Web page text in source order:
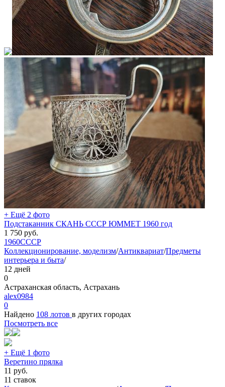
+ Ещё 2 фото
Подстаканник СКАНЬ СССР ЮММЕТ 1960 год
1 750 руб.
1960СССР
Коллекционирование, моделизм/Антиквариат/Предметы
интерьера и быта/
12 дней
0
Астраханская область, Астрахань
alex0984
0
Найдено 108 лотов в других городах
Посмотреть все
+ Ещё 1 фото
Веретино прялка
11 руб.
11 ставок